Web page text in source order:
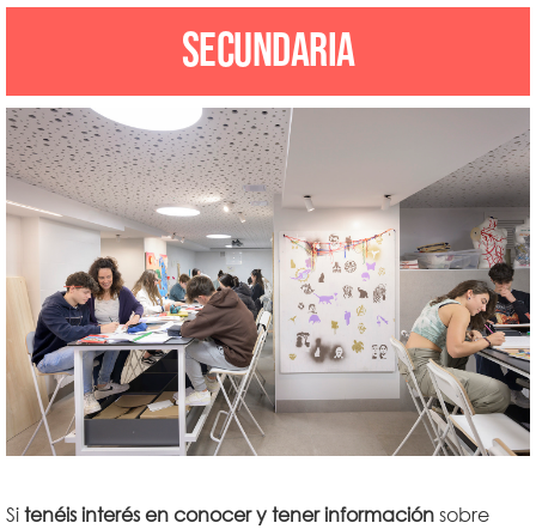
SECUNDARIA
Sitenéis interés en conocer y tener informaciónsobre